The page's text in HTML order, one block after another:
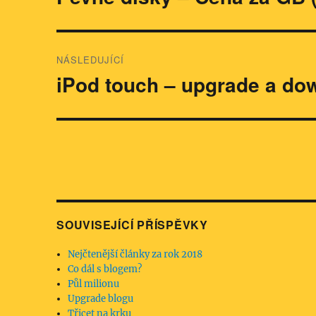
NÁSLEDUJÍCÍ
Následující
iPod touch – upgrade a
SOUVISEJÍCÍ PŘÍSPĚVKY
Nejčtenější články za rok 2018
Co dál s blogem?
Půl milionu
Upgrade blogu
Třicet na krku